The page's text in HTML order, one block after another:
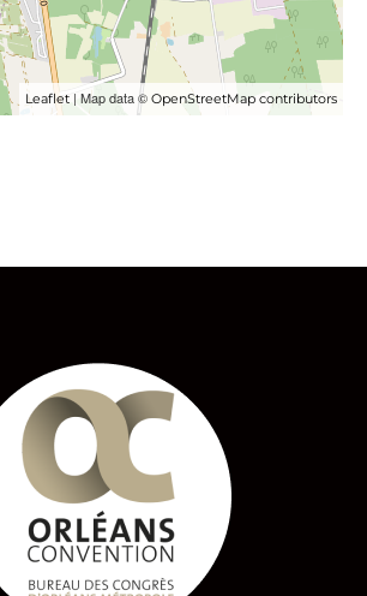
Leaflet | Map data © OpenStreetMap contributors